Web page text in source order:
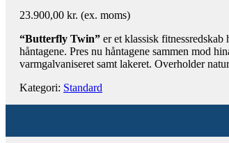
23.900,00 kr. (ex. moms)
“Butterfly Twin” er et klassisk
håntagene. Pres nu håntagene sammen mod
varmgalvaniseret samt lakeret. Overholder
Kategori: Standard